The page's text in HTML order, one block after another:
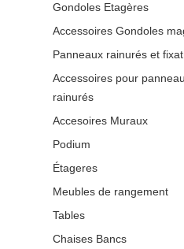
Gondoles Etagères
Accessoires Gondoles
Panneaux rainurés et
Accessoires pour
rainurés
Accesoires Muraux
Podium
Étageres
Meubles de rangement
Tables
Chaises Bancs